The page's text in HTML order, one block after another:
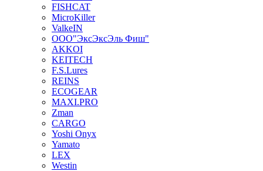
FISHCAT
MicroKiller
ValkeIN
ООО"ЭксЭксЭль Фиш"
AKKOI
KEITECH
F.S.Lures
REINS
ECOGEAR
MAXI.PRO
Zman
CARGO
Yoshi Onyx
Yamato
LEX
Westin